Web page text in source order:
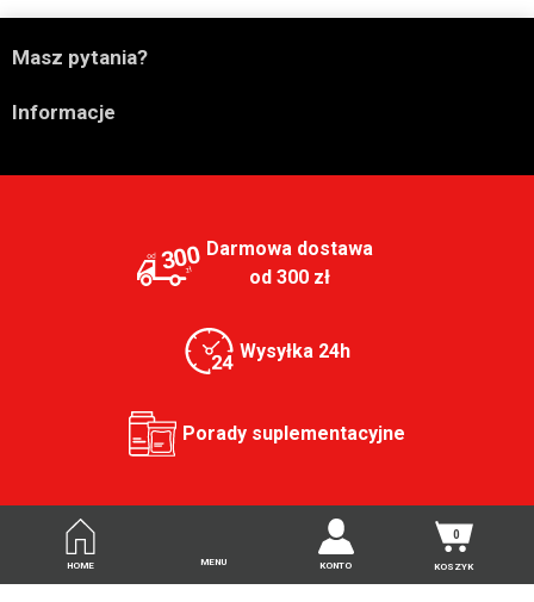
HOME MENU KONTO
0
KOSZYK
Masz pytania?
Informacje
300 Darmowa dostawa
od 300 zł
Wysyłka 24h
Porady suplementacyjne